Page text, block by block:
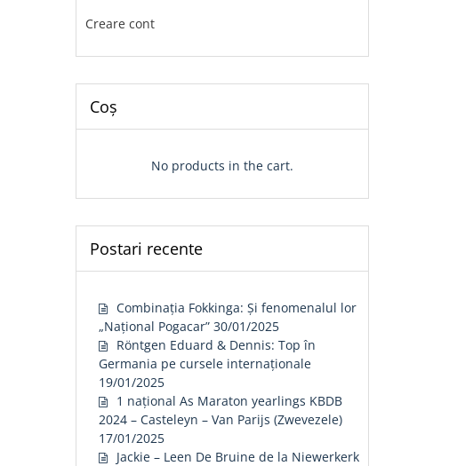
Creare cont
Coș
No products in the cart.
Postari recente
Combinația Fokkinga: Și fenomenalul lor
„Național Pogacar” 30/01/2025
Röntgen Eduard & Dennis: Top în
Germania pe cursele internaționale
19/01/2025
1 național As Maraton yearlings KBDB
2024 – Casteleyn – Van Parijs (Zwevezele)
17/01/2025
Jackie – Leen De Bruine de la Niewerkerk